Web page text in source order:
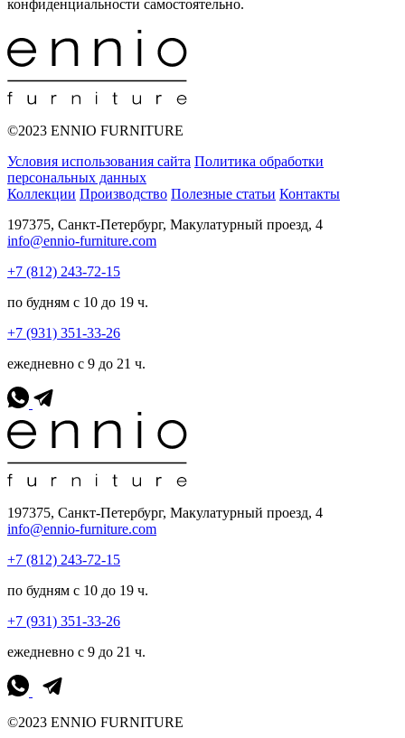
конфиденциальности самостоятельно.
©2023 ENNIO FURNITURE
Условия использования сайта Политика обработки
персональных данных
Коллекции Производство Полезные статьи Контакты
197375, Санкт-Петербург, Макулатурный проезд, 4
info@ennio-furniture.com
+7 (812) 243-72-15
по будням с 10 до 19 ч.
+7 (931) 351-33-26
ежедневно с 9 до 21 ч.
197375, Санкт-Петербург, Макулатурный проезд, 4
info@ennio-furniture.com
+7 (812) 243-72-15
по будням с 10 до 19 ч.
+7 (931) 351-33-26
ежедневно с 9 до 21 ч.
©2023 ENNIO FURNITURE